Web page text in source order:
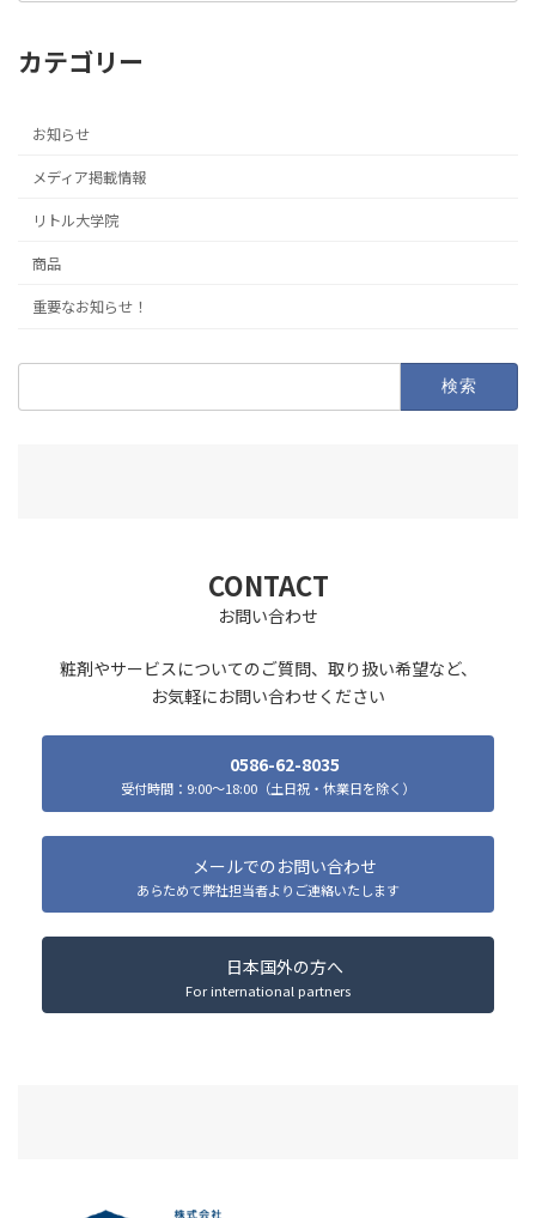
カテゴリー
お知らせ
メディア掲載情報
リトル大学院
商品
重要なお知らせ！
検
CONTACT
お問い合わせ
粧剤やサービスについてのご質問、取り扱い希望など、
お気軽にお問い合わせください
0586-62-8035
受付時間：9:00～18:00（土日祝・休業日を除く）
メールでのお問い合わせ
あらためて弊社担当者よりご連絡いたします
日本国外の方へ
For international partners